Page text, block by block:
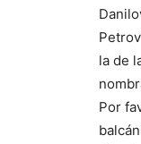
la de
Por